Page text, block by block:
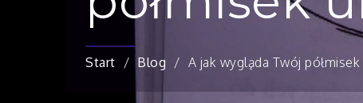
Start Blog A jak wygląda Twój półmisek